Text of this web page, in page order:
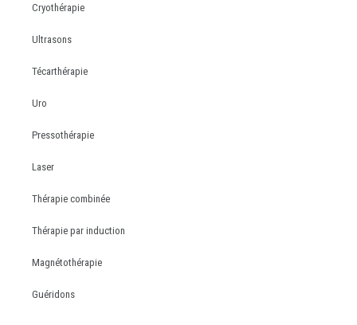
Cryothérapie
Ultrasons
Técarthérapie
Uro
Pressothérapie
Laser
Thérapie combinée
Thérapie par induction
Magnétothérapie
Guéridons